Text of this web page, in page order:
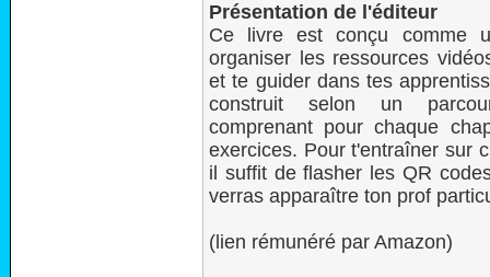
Présentation de l'éditeur
Ce livre est conçu comme
organiser les ressources
et te guider dans tes
construit selon un
comprenant pour chaque
exercices. Pour t'entraîner sur
il suffit de flasher les QR
verras apparaître ton prof
(lien rémunéré par Amazon)